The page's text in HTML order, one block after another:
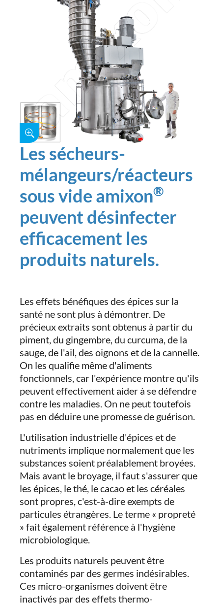
Les sécheurs-
mélangeurs/réacteurs
sous vide amixon®
peuvent désinfecter
efficacement les
produits naturels.
Les effets bénéfiques des épices sur la
santé ne sont plus à démontrer. De
précieux extraits sont obtenus à partir du
piment, du gingembre, du curcuma, de la
sauge, de l'ail, des oignons et de la cannelle.
On les qualifie même d'aliments
fonctionnels, car l'expérience montre qu'ils
peuvent effectivement aider à se défendre
contre les maladies. On ne peut toutefois
pas en déduire une promesse de guérison.
L'utilisation industrielle d'épices et de
nutriments implique normalement que les
substances soient préalablement broyées.
Mais avant le broyage, il faut s'assurer que
les épices, le thé, le cacao et les céréales
sont propres, c'est-à-dire exempts de
particules étrangères. Le terme « propreté
» fait également référence à l'hygiène
microbiologique.
Les produits naturels peuvent être
contaminés par des germes indésirables.
Ces micro-organismes doivent être
inactivés par des effets thermo-